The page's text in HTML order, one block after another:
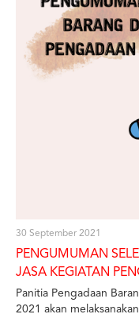
30 September 2021
PENGUMUMAN
JASA KEGIATAN
Panitia Pengadaan
2021 akan